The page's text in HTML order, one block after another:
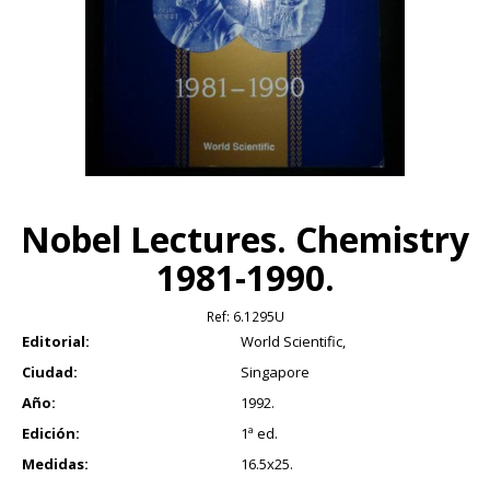
Nobel Lectures. Chemistry
1981-1990.
Ref: 6.1295U
Editorial:
World Scientific,
Ciudad:
Singapore
Año:
1992.
Edición:
1ª ed.
Medidas:
16.5x25.